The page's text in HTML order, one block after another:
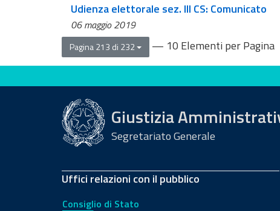
Udienza elettorale sez. III CS: Comunicato
06 maggio 2019
Pagina 213 di 232 — 10 Elementi per Pagina
Valuta questo sito
Giustizia
Segretariato Generale
Uffici relazioni con il pubblico
Consiglio di Stato